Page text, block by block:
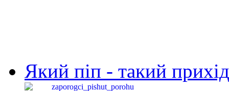
Який піп - такий